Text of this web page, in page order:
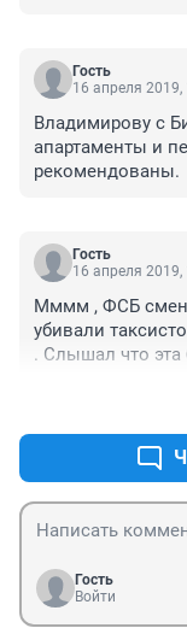
Гость
16 апреля 2019,
Владимирову с
апартаменты и
рекомендованы.
Гость
16 апреля 2019,
Мммм , ФСБ
убивали
. Слышал что эта
Помниться в
должности
Гость
Войти